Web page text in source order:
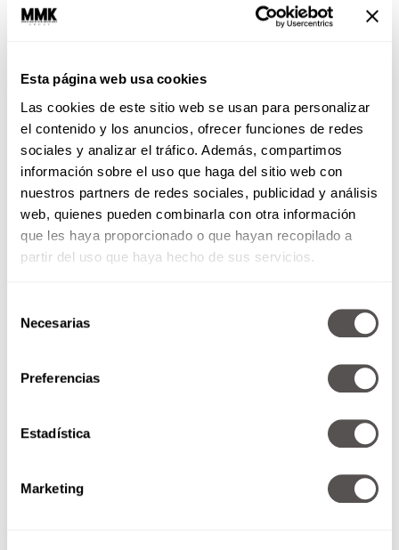
Esta página web usa cookies
Las cookies de este sitio web se usan para personalizar
el contenido y los anuncios, ofrecer funciones de redes
sociales y analizar el tráfico. Además, compartimos
información sobre el uso que haga del sitio web con
nuestros partners de redes sociales, publicidad y análisis
web, quienes pueden combinarla con otra información
que les haya proporcionado o que hayan recopilado a
partir del uso que haya hecho de sus servicios.
Necesarias
Preferencias
Estadística
Marketing